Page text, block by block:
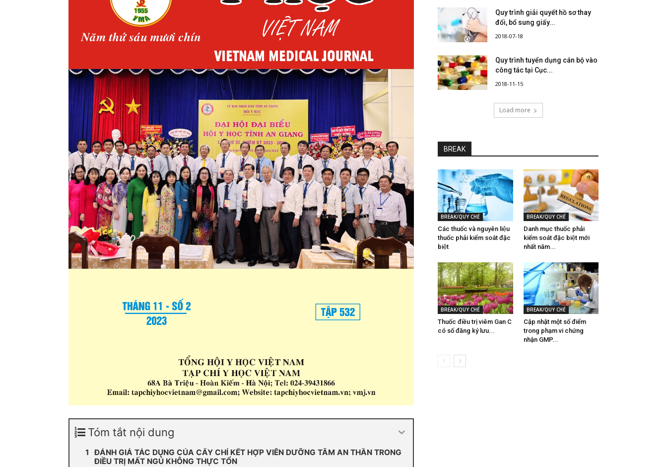
Tóm tắt nội dung
ĐÁNH GIÁ TÁC DỤNG CỦA CẤY CHỈ KẾT HỢP VIÊN DƯỠNG TÂM AN THẦN TRONG
ĐIỀU TRỊ MẤT NGỦ KHÔNG THỰC TỔN
Quy trình giải quyết hồ sơ thay
đổi, bổ sung giấy...
2018-07-18
Quy trình tuyển dụng cán bộ vào
công tác tại Cục...
2018-11-15
Load more
BREAK
BREAK/QUY CHẾ
Các thuốc và nguyên liệu
thuốc phải kiểm soát đặc
biệt
BREAK/QUY CHẾ
Danh mục thuốc phải
kiểm soát đặc biệt mới
nhất năm...
BREAK/QUY CHẾ
Thuốc điều trị viêm Gan C
có số đăng ký lưu...
BREAK/QUY CHẾ
Cập nhật một số điểm
trong phạm vi chứng
nhận GMP...